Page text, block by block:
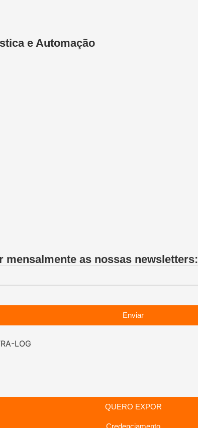
e Automação
mensalmente as nossas newsletters:
Enviar
LOG
QUERO EXPOR
Credenciamento